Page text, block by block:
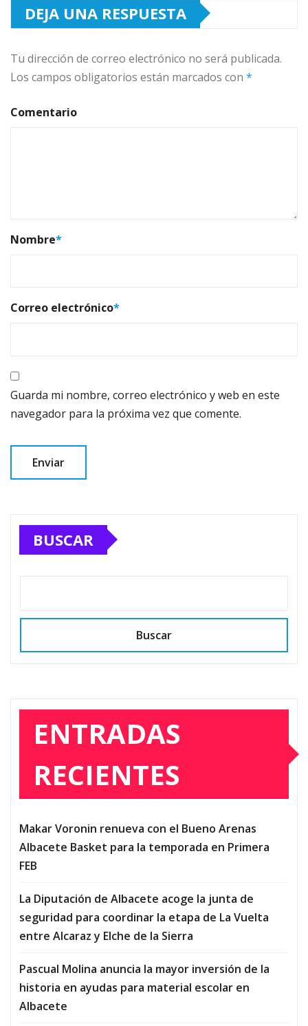
DEJA UNA RESPUESTA
Tu dirección de correo electrónico no será publicada.
Los campos obligatorios están marcados con *
Comentario
Nombre*
Correo electrónico*
Guarda mi nombre, correo electrónico y web en este
navegador para la próxima vez que comente.
BUSCAR
Buscar
ENTRADAS
RECIENTES
Makar Voronin renueva con el Bueno Arenas
Albacete Basket para la temporada en Primera
FEB
La Diputación de Albacete acoge la junta de
seguridad para coordinar la etapa de La Vuelta
entre Alcaraz y Elche de la Sierra
Pascual Molina anuncia la mayor inversión de la
historia en ayudas para material escolar en
Albacete